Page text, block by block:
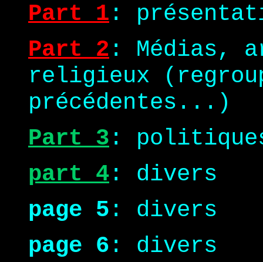
Part 1 :
Part 2 : Médias,
religieux
précédentes...)
Part 3 :
part 4 : divers
page 5 : divers
page 6 : divers